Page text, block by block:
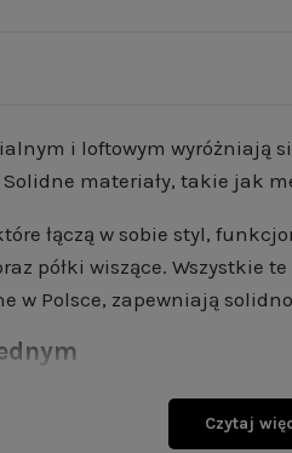
i loftowym wyróżniają
materiały, takie jak
łączą w sobie styl,
półki wiszące.
Polsce, zapewniają
którzy cenią sobie
wykonane i dostępne w
Czytaj